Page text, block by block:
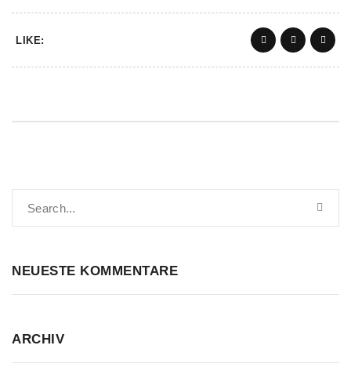
LIKE:
NEUESTE KOMMENTARE
ARCHIV